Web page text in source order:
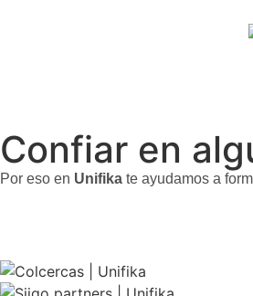
Confiar en
Por eso en Unifika te ayudamos a